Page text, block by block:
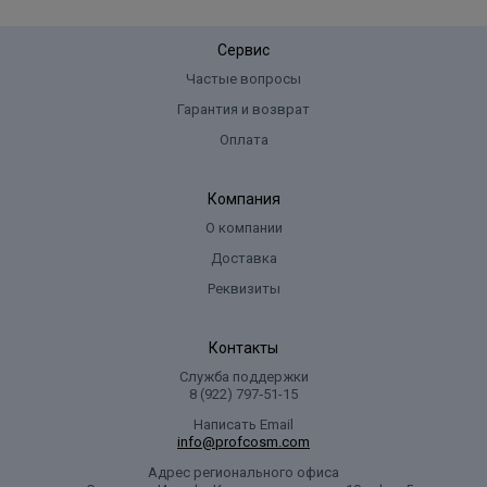
Сервис
Частые вопросы
Гарантия и возврат
Оплата
Компания
О компании
Доставка
Реквизиты
Контакты
Служба поддержки
8 (922) 797‑51-15
Написать Email
info@profcosm.com
Адрес регионального офиса